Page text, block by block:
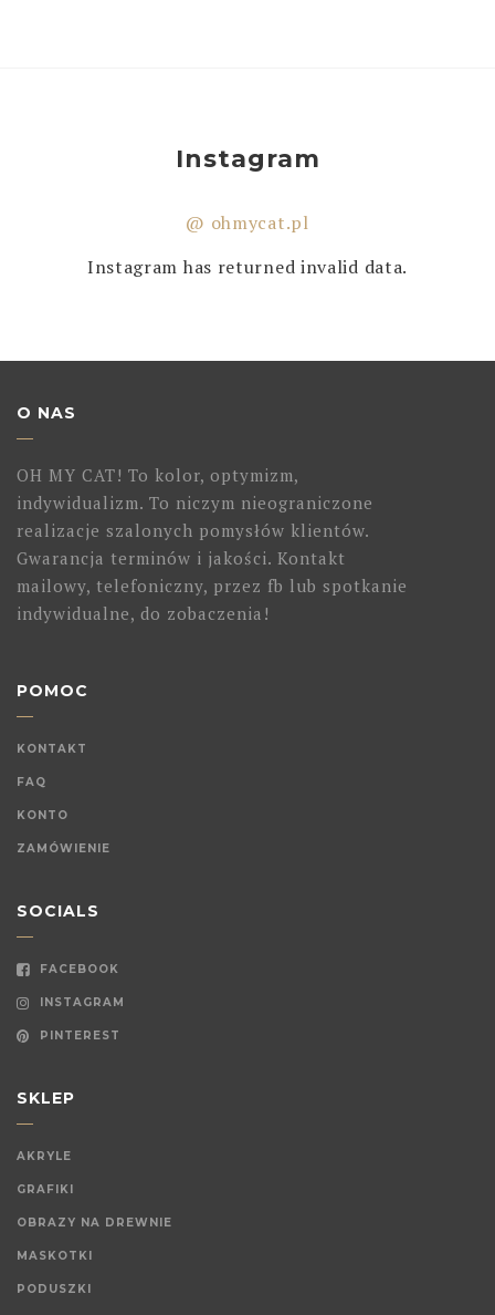
Instagram
@ ohmycat.pl
Instagram has returned invalid data.
O NAS
OH MY CAT! To kolor, optymizm,
indywidualizm. To niczym nieograniczone
realizacje szalonych pomysłów klientów.
Gwarancja terminów i jakości. Kontakt
mailowy, telefoniczny, przez fb lub spotkanie
indywidualne, do zobaczenia!
POMOC
KONTAKT
FAQ
KONTO
ZAMÓWIENIE
SOCIALS
FACEBOOK
INSTAGRAM
PINTEREST
SKLEP
AKRYLE
GRAFIKI
OBRAZY NA DREWNIE
MASKOTKI
PODUSZKI